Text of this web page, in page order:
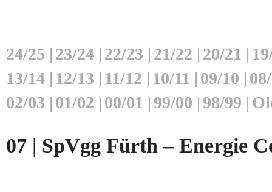
24/25 | 23/24 | 22/23 | 21/22 | 20/21 |
13/14 | 12/13 | 11/12 | 10/11 | 09/10 |
02/03 | 01/02 | 00/01 | 99/00 | 98/99 |
07 | SpVgg Fürth – Energie